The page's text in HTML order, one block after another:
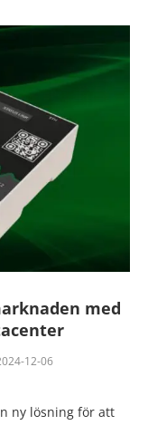
med
12-06
ny lösning för att